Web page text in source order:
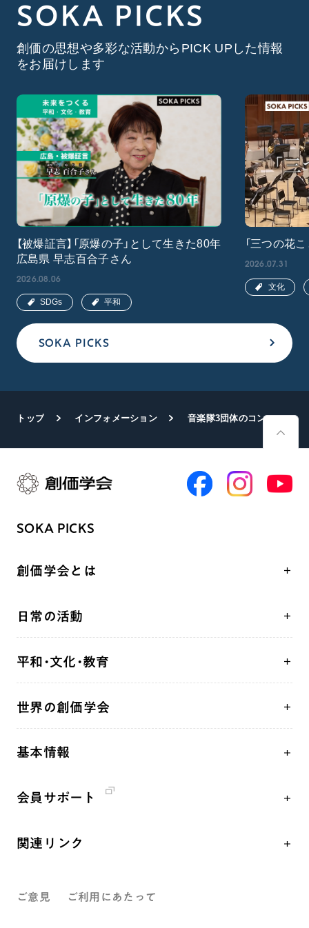
SOKA PICKS
創価の思想や多彩な活動からPICK UPした情報
をお届けします
SOKA PICKS
【被爆証言】「原爆の子」として生きた80年
広島県 早志百合子さん
2026.08.06
SDGs 平和
「三つの花
2026.07.31
文化
トップ インフォメーション 音楽隊3団体のコンサートLIVE配信
SOKA PICKS
創価学会とは
祈り
聖典
釈尊～法華経
創価学会の三代会長
第2代会長・戸田城聖先生
日常の活動
座談会
仏法を語る
年間の活動について
彼岸
平和・文化・教育
「人権文化」「ジェンダー平等」を促進
人道支援
展示活動
世界の創価学会
基本情報
創価学会 社会憲章
沿革
会員サポート
関連リンク
墓地公園・納骨堂
ご意見 ご利用にあたって